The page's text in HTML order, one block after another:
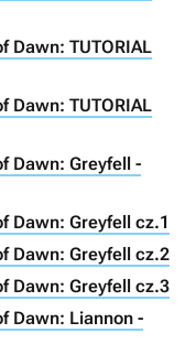
Dawn: TUTORIAL
Dawn: TUTORIAL
Dawn: Greyfell -
Dawn: Greyfell cz.1
Dawn: Greyfell cz.2
Dawn: Greyfell cz.3
Dawn: Liannon -